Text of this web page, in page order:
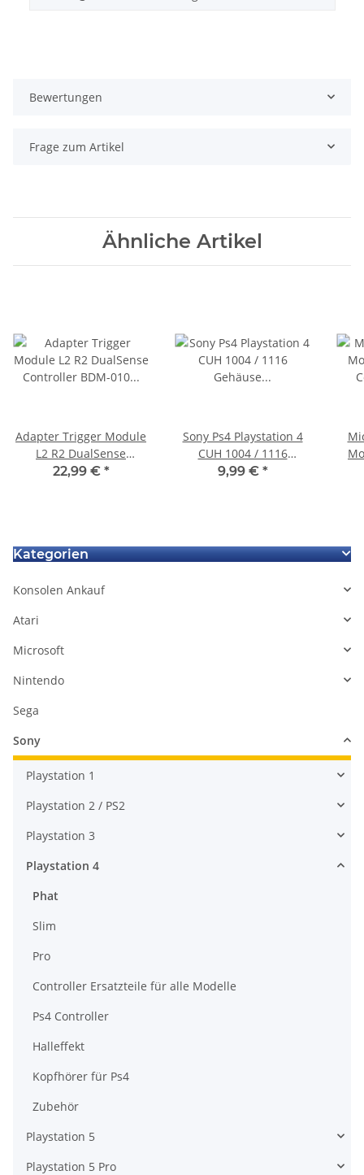
Bewertungen
Frage zum Artikel
Ähnliche Artikel
Adapter Trigger Module
L2 R2 DualSense
Controller BDM-010
22,99 € *
Sony Ps4 Playstation 4
CUH 1004 / 1116
Gehäuse durchsichtige
9,99 € *
Kategorien
Konsolen Ankauf
Atari
Microsoft
Nintendo
Sega
Sony
Playstation 1
Playstation 2 / PS2
Playstation 3
Playstation 4
Phat
Slim
Pro
Controller Ersatzteile für alle Modelle
Ps4 Controller
Halleffekt
Kopfhörer für Ps4
Zubehör
Playstation 5
Playstation 5 Pro